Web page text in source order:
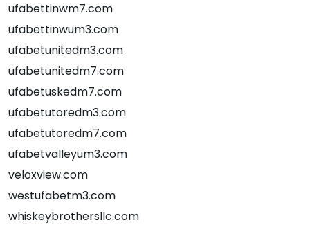
ufabettinwm7.com
ufabettinwum3.com
ufabetunitedm3.com
ufabetunitedm7.com
ufabetuskedm7.com
ufabetutoredm3.com
ufabetutoredm7.com
ufabetvalleyum3.com
veloxview.com
westufabetm3.com
whiskeybrothersllc.com